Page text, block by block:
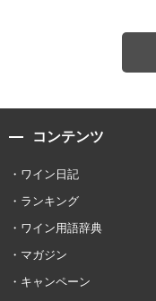
コンテンツ
ワイン日記
ランキング
ワイン用語辞典
マガジン
キャンペーン